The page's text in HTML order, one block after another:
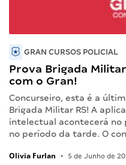
GRAN CURSOS POLICIAL
Prova Brigada
com o Gran!
Concurseiro, esta é a
Brigada Militar RS! A
intelectual acontecerá no
no período da tarde. O
Olivia Furlan • 5 de Junho de